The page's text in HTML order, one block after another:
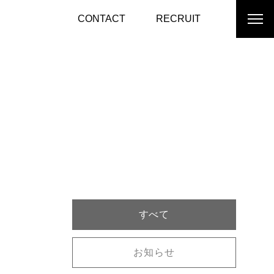
CONTACT RECRUIT
すべて
お知らせ